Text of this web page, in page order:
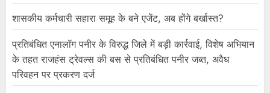
शासकीय कर्मचारी सहारा समूह के बने एजेंट, अब होंगे बर्खास्त?
प्रतिबंधित एनालॉग पनीर के विरुद्ध जिले में बड़ी कार्रवाई, विशेष अभियान
के तहत राजहंस ट्रेवल्स की बस से प्रतिबंधित पनीर जब्त, अवैध
परिवहन पर प्रकरण दर्ज